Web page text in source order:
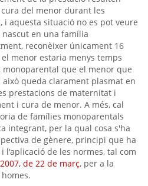
del menor durant les
i aquesta situació no es pot veure
en una família
reconèixer únicament 16
menor estaria menys temps
que el menor que
queda clarament plasmat en
prestacions de maternitat i
i cura de menor. A més, cal
de famílies monoparentals
integrant, per la qual cosa s'ha
de gènere, principi que ha
de les normes, tal com
de 22 de març, per a la